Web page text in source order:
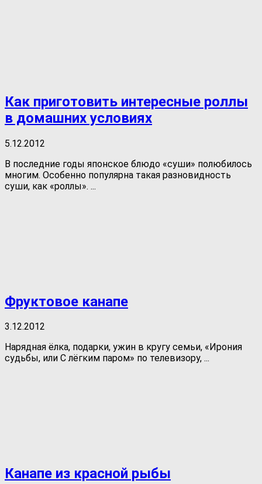
Как приготовить интересные роллы
в домашних условиях
5.12.2012
В последние годы японское блюдо «суши» полюбилось
многим. Особенно популярна такая разновидность
суши, как «роллы». ...
Фруктовое канапе
3.12.2012
Нарядная ёлка, подарки, ужин в кругу семьи, «Ирония
судьбы, или С лёгким паром» по телевизору, ...
Канапе из красной рыбы